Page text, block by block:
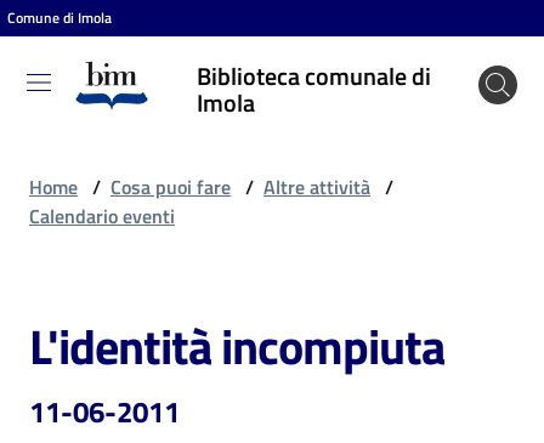
Vai al contenuto
Vai alla navigazione
Vai al footer
Comune di Imola
Biblioteca comunale di
Imola
Biblioteca
comunale
Cosa
puoi
fare
Home / Cosa puoi fare / Altre attività /
Calendario eventi
Salta al contenuto
L'identità incompiuta
11-06-2011